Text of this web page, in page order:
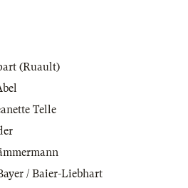
(Ruault)
Telle
/ Baier-Liebhart